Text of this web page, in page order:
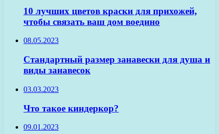
10 лучших цветов краски для прихожей,
чтобы связать ваш дом воедино
08.05.2023
Стандартный размер занавески для душа и
виды занавесок
03.03.2023
Что такое киндеркор?
09.01.2023